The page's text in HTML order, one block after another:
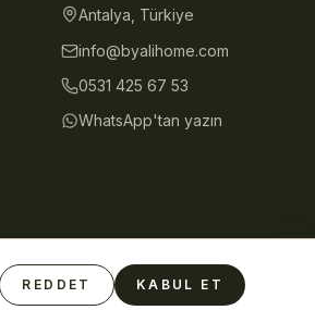
Antalya, Türkiye
info@byalihome.com
0531 425 67 53
WhatsApp'tan yazın
Visa Mastercard Havale/EFT
REDDET KABUL ET